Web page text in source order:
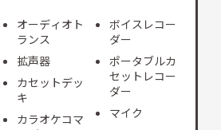
オーディオト
ランス
拡声器
カセットデッ
キ
カラオケコマ
ボイスレコー
ダー
ポータブルカ
セットレコー
ダー
マイク